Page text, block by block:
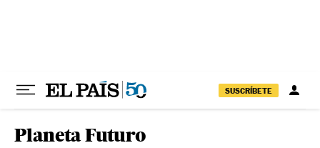
SUSCRÍBETE
Planeta Futuro